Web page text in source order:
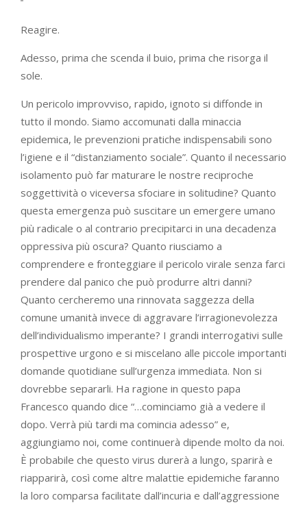
Reagire.
Adesso, prima che scenda il buio, prima che risorga il
sole.
Un pericolo improvviso, rapido, ignoto si diffonde in
tutto il mondo. Siamo accomunati dalla minaccia
epidemica, le prevenzioni pratiche indispensabili sono
l’igiene e il “distanziamento sociale”. Quanto il necessario
isolamento può far maturare le nostre reciproche
soggettività o viceversa sfociare in solitudine? Quanto
questa emergenza può suscitare un emergere umano
più radicale o al contrario precipitarci in una decadenza
oppressiva più oscura? Quanto riusciamo a
comprendere e fronteggiare il pericolo virale senza farci
prendere dal panico che può produrre altri danni?
Quanto cercheremo una rinnovata saggezza della
comune umanità invece di aggravare l’irragionevolezza
dell’individualismo imperante? I grandi interrogativi sulle
prospettive urgono e si miscelano alle piccole importanti
domande quotidiane sull’urgenza immediata. Non si
dovrebbe separarli. Ha ragione in questo papa
Francesco quando dice “…cominciamo già a vedere il
dopo. Verrà più tardi ma comincia adesso” e,
aggiungiamo noi, come continuerà dipende molto da noi.
È probabile che questo virus durerà a lungo, sparirà e
riapparirà, così come altre malattie epidemiche faranno
la loro comparsa facilitate dall’incuria e dall’aggressione